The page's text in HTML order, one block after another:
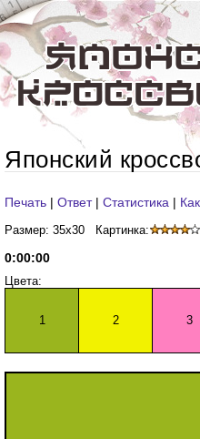
Японский
Печать | Ответ| Статистика |
Размер: 35x30 Картинка:
0:00:00
Цвета:
1 2 3